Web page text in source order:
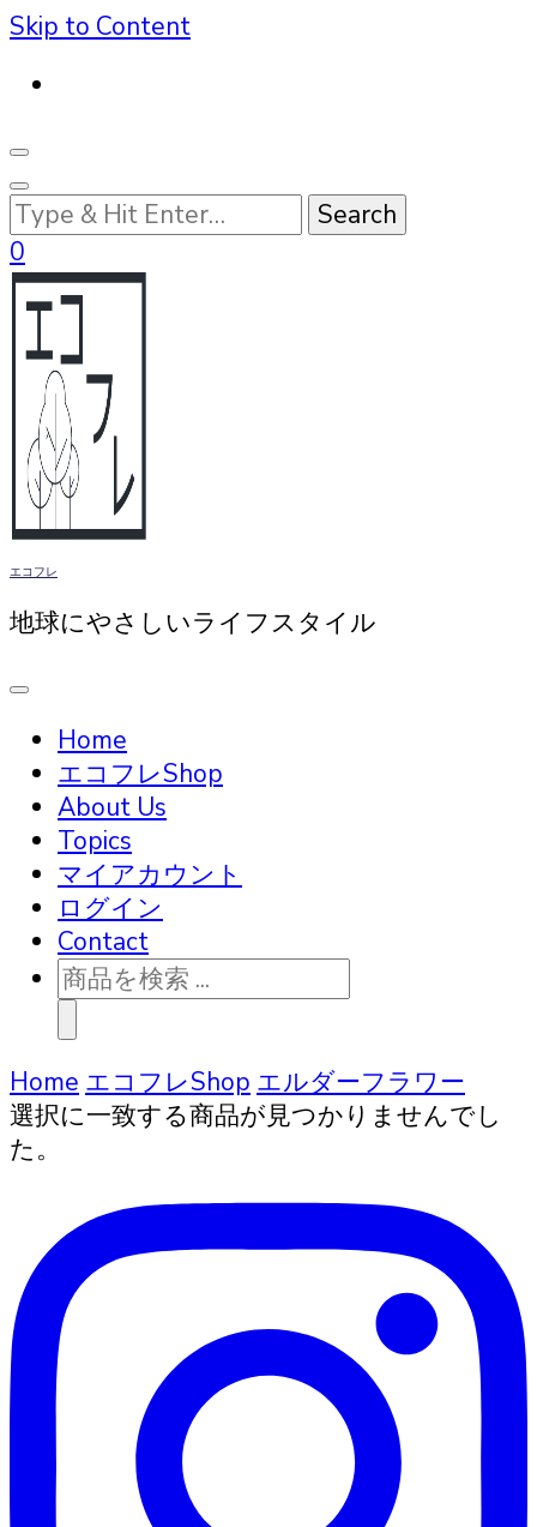
Skip to Content
Looking
for
Something?
0
エコフレ
地球にやさしいライフスタイル
Home
エコフレShop
About Us
Topics
マイアカウント
ログイン
Contact
商
品
検
索
Home エコフレShop エルダーフラワー
選択に一致する商品が見つかりませんでし
た。